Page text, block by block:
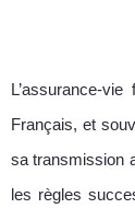
L’assurance-
Français, et
sa transmission
les règles